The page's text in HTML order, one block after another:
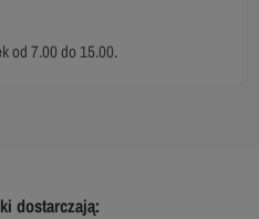
od 7.00 do 15.00.
dostarczają: